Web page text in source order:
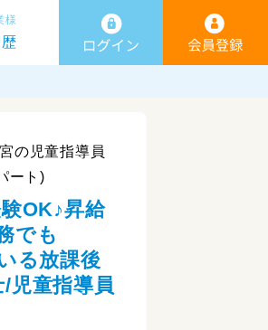
様
の児童指導員
ート)
験OK♪昇給
でも
る放課後
児童指導員